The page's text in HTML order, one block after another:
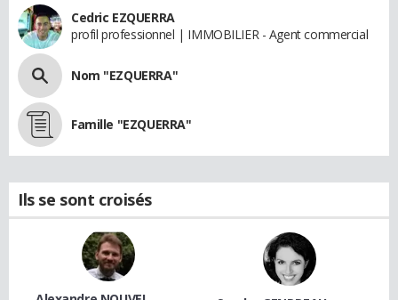
Cedric EZQUERRA
profil professionnel | IMMOBILIER - Agent commercial
Nom "EZQUERRA"
Famille "EZQUERRA"
Ils se sont croisés